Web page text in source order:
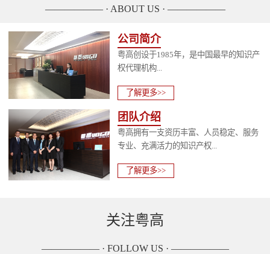
—————— · ABOUT US · ——————
公司简介
粤高创设于1985年，是中国最早的知识产
权代理机构...
了解更多>>
团队介绍
粤高拥有一支资历丰富、人员稳定、服务
专业、充满活力的知识产权...
了解更多>>
关注粤高
—————— · FOLLOW US · ——————